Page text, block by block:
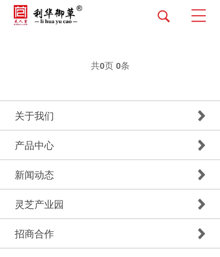
共0页 0条
关于我们
产品中心
新闻动态
灵芝产业园
招商合作